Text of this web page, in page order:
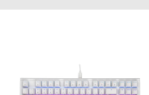
商品有量
大家電安心配